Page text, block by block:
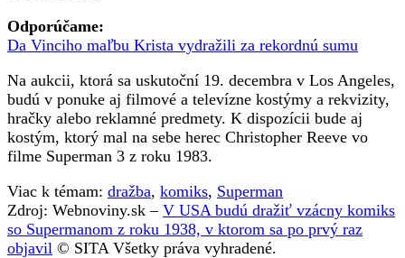
Odporúčame:
Da Vinciho maľbu Krista vydražili za rekordnú sumu
Na aukcii, ktorá sa uskutoční 19. decembra v Los Angeles,
budú v ponuke aj filmové a televízne kostýmy a rekvizity,
hračky alebo reklamné predmety. K dispozícii bude aj
kostým, ktorý mal na sebe herec Christopher Reeve vo
filme Superman 3 z roku 1983.
Viac k témam: dražba, komiks, Superman
Zdroj: Webnoviny.sk – V USA budú dražiť vzácny komiks
so Supermanom z roku 1938, v ktorom sa po prvý raz
objavil © SITA Všetky práva vyhradené.